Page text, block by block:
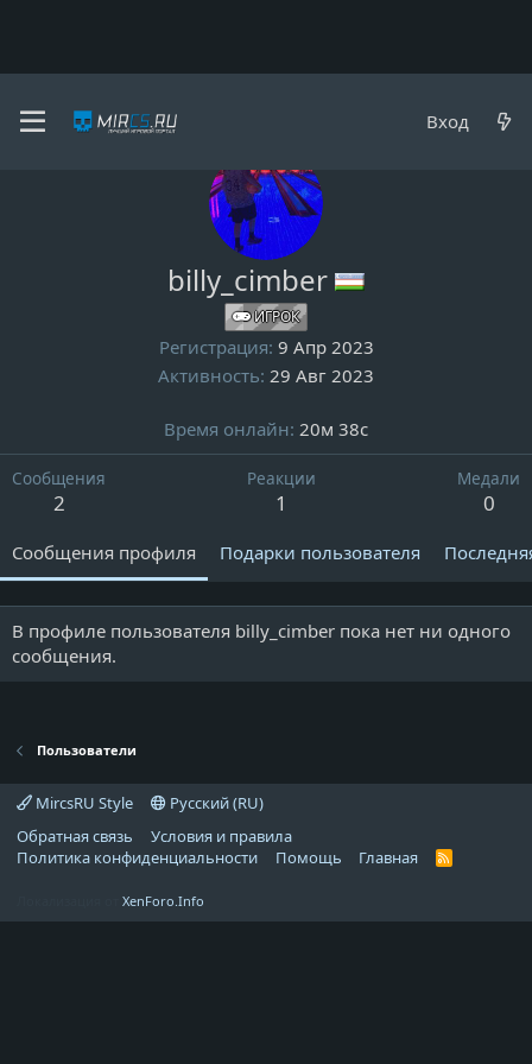
Вход
Пользователи
billy_cimber
ИГРОК
Регистрация 9 Апр 2023
Активность 29 Авг 2023
Время онлайн 20м 38с
Сообщения
2
Реакции
1
Медали
0
Сообщения профиля Подарки пользователя
В профиле пользователя billy_cimber пока нет ни одного
сообщения.
Пользователи
MircsRU Style
Русский (RU)
Обратная связь
Условия и правила
Политика конфиденциальности
Помощь Главная
R
XenForo.Info